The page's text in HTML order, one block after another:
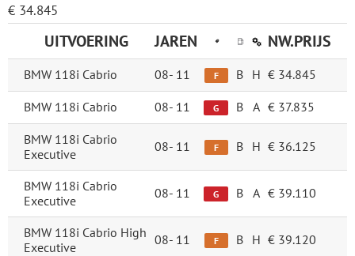
€ 34.845
UITVOERING JAREN NW.PRIJS
BMW 118i Cabrio 08- 11 F B H € 34.845
BMW 118i Cabrio 08- 11 G B A € 37.835
BMW 118i Cabrio
Executive
08- 11 F B H € 36.125
BMW 118i Cabrio
Executive
08- 11 G B A € 39.110
BMW 118i Cabrio High
Executive
08- 11 F B H € 39.120